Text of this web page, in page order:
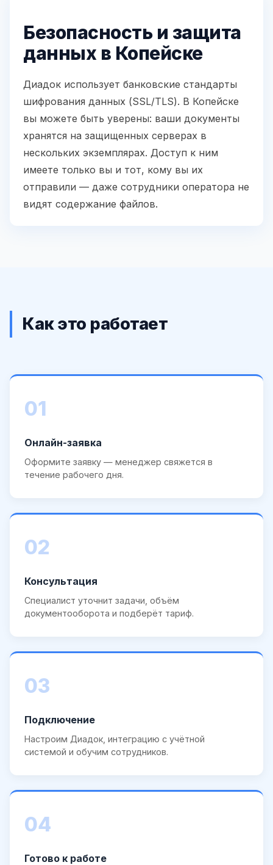
Безопасность и защита
данных в Копейске
Диадок использует банковские стандарты
шифрования данных (SSL/TLS). В Копейске
вы можете быть уверены: ваши документы
хранятся на защищенных серверах в
нескольких экземплярах. Доступ к ним
имеете только вы и тот, кому вы их
отправили — даже сотрудники оператора не
видят содержание файлов.
Как это работает
01
Онлайн-заявка
Оформите заявку — менеджер свяжется в
течение рабочего дня.
02
Консультация
Специалист уточнит задачи, объём
документооборота и подберёт тариф.
03
Подключение
Настроим Диадок, интеграцию с учётной
системой и обучим сотрудников.
04
Готово к работе